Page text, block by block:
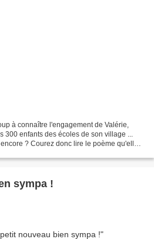
à connaître l'engagement de Valérie,
300 enfants des écoles de son village ...
? Courez donc lire le poème qu'elle a
sympa !